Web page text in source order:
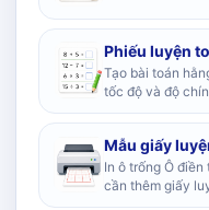
Phiếu luyện
Tạo bài toán
tốc độ và độ
Mẫu giấy
In ô trống Ô
cần thêm giấy